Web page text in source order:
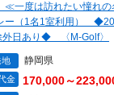
≪一度は訪れたい憧れ
ー（1名1室利用）
外日あり◆ 〈M-Golf〉
地 静岡県
金 170,000～